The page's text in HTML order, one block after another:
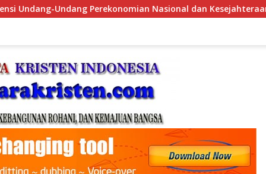
Kesejahteraan Sosial dalam Menata Bangsa Menuju